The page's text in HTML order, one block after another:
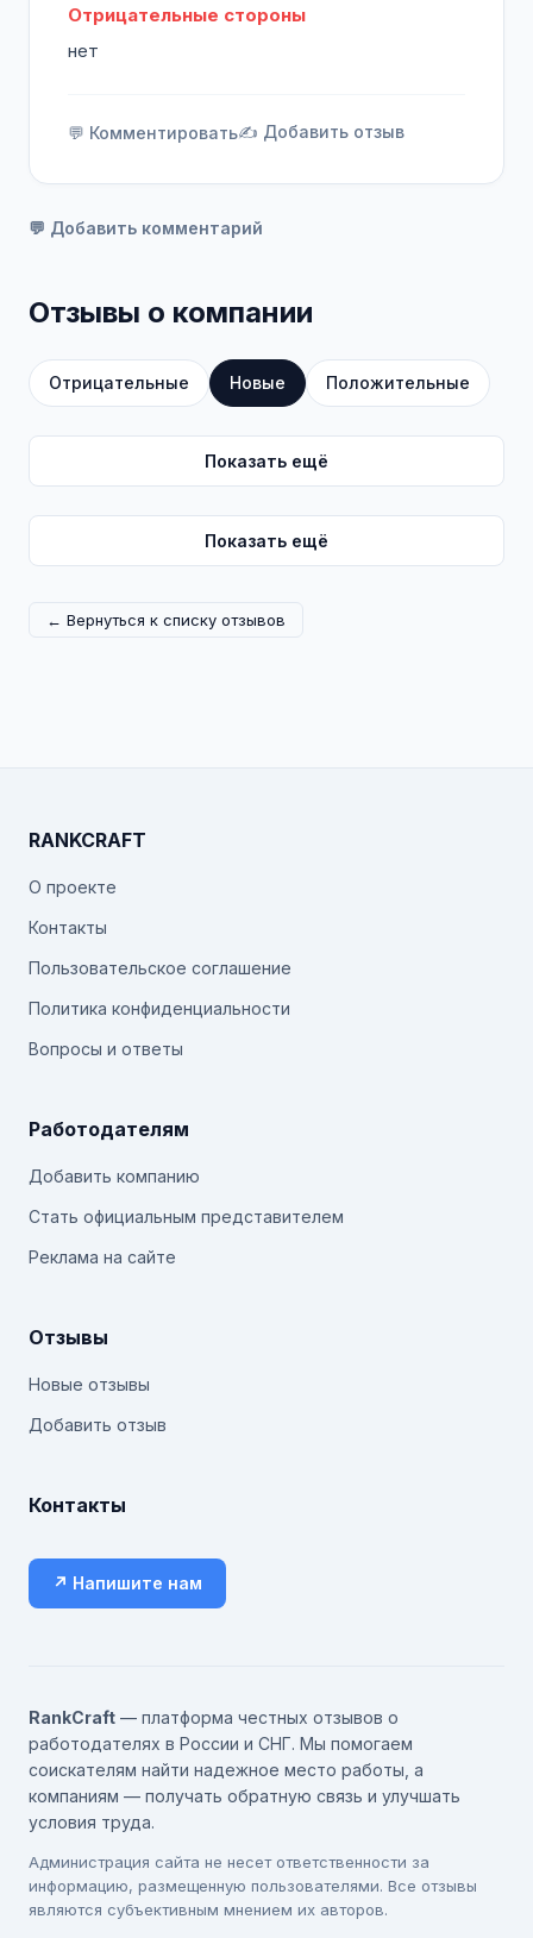
Отрицательные стороны
нет
💬 Комментировать✍️ Добавить отзыв
💬 Добавить комментарий
Отзывы о компании
Отрицательные Новые Положительные
Показать ещё
Показать ещё
← Вернуться к списку отзывов
RANKCRAFT
О проекте
Контакты
Пользовательское соглашение
Политика конфиденциальности
Вопросы и ответы
Работодателям
Добавить компанию
Стать официальным представителем
Реклама на сайте
Отзывы
Новые отзывы
Добавить отзыв
Контакты
↗ Напишите нам
RankCraft — платформа честных отзывов о
работодателях в России и СНГ. Мы помогаем
соискателям найти надежное место работы, а
компаниям — получать обратную связь и улучшать
условия труда.
Администрация сайта не несет ответственности за
информацию, размещенную пользователями. Все отзывы
являются субъективным мнением их авторов.